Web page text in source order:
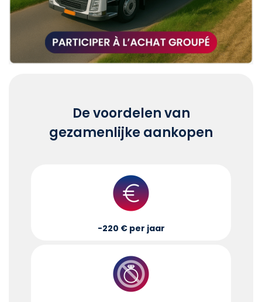
De voordelen van
gezamenlijke aankopen
-220 € per jaar